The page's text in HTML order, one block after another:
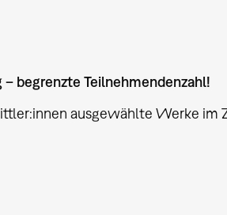
begrenzte Teilnehmendenzahl!
ausgewählte Werke im